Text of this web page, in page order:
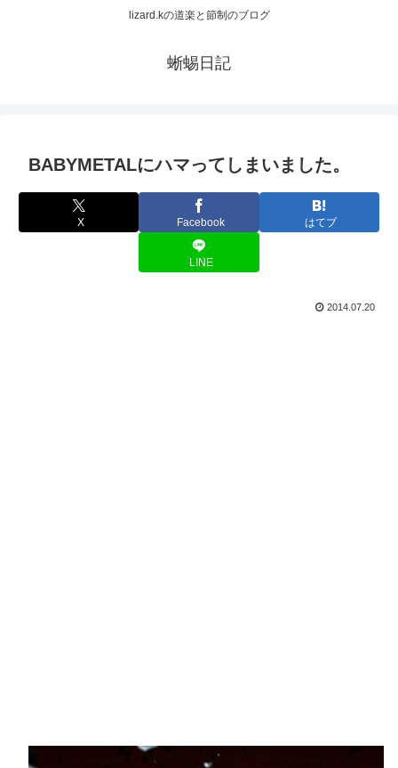
lizard.kの道楽と節制のブログ
蜥蜴日記
BABYMETALにハマってしまいました。
X Facebook はてブ
LINE
2014.07.20